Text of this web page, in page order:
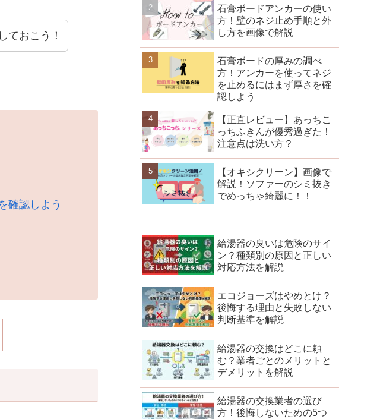
ておこう！
確認しよう
石膏ボードアンカーの使い
方！壁のネジ止め手順と外
し方を画像で解説
石膏ボードの厚みの調べ
方！アンカーを使ってネジ
を止めるにはまず厚さを確
認しよう
【正直レビュー】あっちこ
っちふきんが優秀過ぎた！
注意点は洗い方？
【オキシクリーン】画像で
解説！ソファーのシミ抜き
でめっちゃ綺麗に！！
給湯器の臭いは危険のサイ
ン？種類別の原因と正しい
対応方法を解説
エコジョーズはやめとけ？
後悔する理由と失敗しない
判断基準を解説
給湯器の交換はどこに頼
む？業者ごとのメリットと
デメリットを解説
給湯器の交換業者の選び
方！後悔しないための5つ